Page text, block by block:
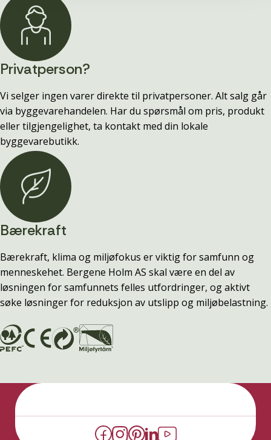
Privatperson?
Vi selger ingen varer direkte til privatpersoner. Alt salg går
via byggevarehandelen. Har du spørsmål om pris, produkt
eller tilgjengelighet, ta kontakt med din lokale
byggevarebutikk.
Bærekraft
Bærekraft, klima og miljøfokus er viktig for samfunn og
menneskehet. Bergene Holm AS skal være en del av
løsningen for samfunnets felles utfordringer, og aktivt
søke løsninger for reduksjon av utslipp og miljøbelastning.